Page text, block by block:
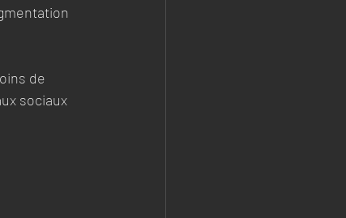
de
sociaux